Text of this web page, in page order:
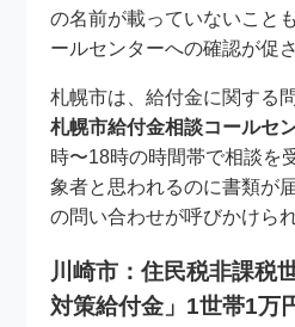
の名前が載っていないこと
ールセンターへの確認が促
札幌市は、給付金に関する
札幌市給付金相談コールセ
時〜18時の時間帯で相談を
象者と思われるのに書類が
の問い合わせが呼びかけら
川崎市：住民税非課税
対策給付金」1世帯1万